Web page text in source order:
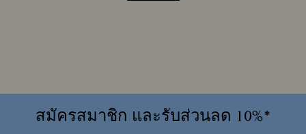
คอลเลกชันพอร์ซเลน Swarovski x Rosenthal
สมัครสมาชิก และรับส่วนลด 10%*